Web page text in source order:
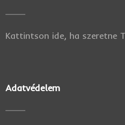
Kattintson ide, ha szeretne
Adatvédelem